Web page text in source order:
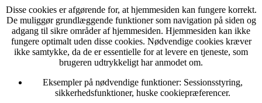
Disse cookies er afgørende for, at hjemmesiden kan fungere korrekt.
De muliggør grundlæggende funktioner som navigation på siden og
adgang til sikre områder af hjemmesiden. Hjemmesiden kan ikke
fungere optimalt uden disse cookies. Nødvendige cookies kræver
ikke samtykke, da de er essentielle for at levere en tjeneste, som
brugeren udtrykkeligt har anmodet om.
Eksempler på nødvendige funktioner: Sessionsstyring,
sikkerhedsfunktioner, huske cookiepræferencer.